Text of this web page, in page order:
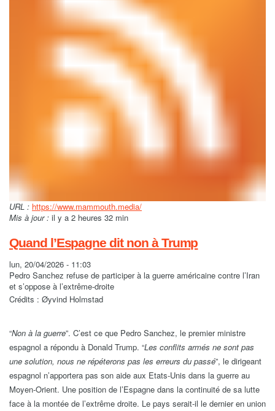
URL : https://www.mammouth.media/
Mis à jour : il y a 2 heures 32 min
Quand l’Espagne dit non à Trump
lun, 20/04/2026 - 11:03
Pedro Sanchez refuse de participer à la guerre américaine contre l’Iran
et s’oppose à l’extrême-droite
Crédits : Øyvind Holmstad
“Non à la guerre”. C’est ce que Pedro Sanchez, le premier ministre
espagnol a répondu à Donald Trump. “Les conflits armés ne sont pas
une solution, nous ne répéterons pas les erreurs du passé”, le dirigeant
espagnol n’apportera pas son aide aux Etats-Unis dans la guerre au
Moyen-Orient. Une position de l’Espagne dans la continuité de sa lutte
face à la montée de l’extrême droite. Le pays serait-il le dernier en union